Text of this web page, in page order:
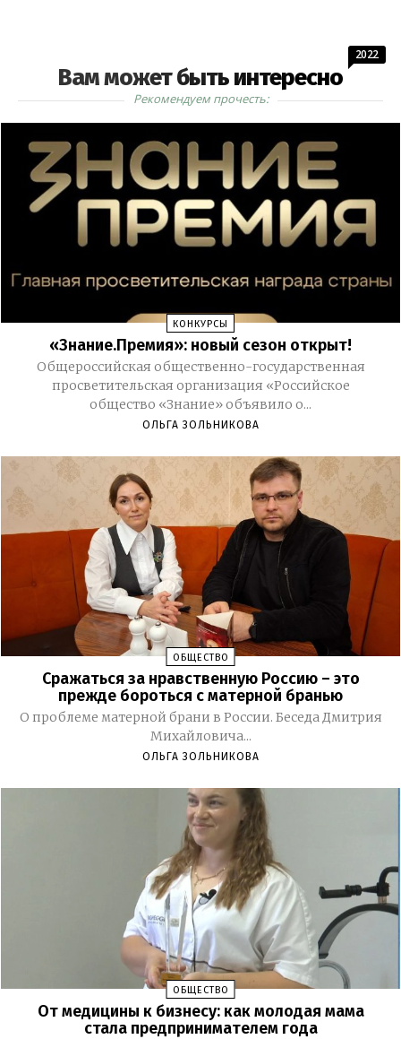
Вам может быть интересно
2022
Рекомендуем прочесть:
КОНКУРСЫ
«Знание.Премия»: новый сезон открыт!
Общероссийская общественно-государственная
просветительская организация «Российское
общество «Знание» объявило о...
ОЛЬГА ЗОЛЬНИКОВА
ОБЩЕСТВО
Сражаться за нравственную Россию – это
прежде бороться с матерной бранью
О проблеме матерной брани в России. Беседа Дмитрия
Михайловича...
ОЛЬГА ЗОЛЬНИКОВА
ОБЩЕСТВО
От медицины к бизнесу: как молодая мама
стала предпринимателем года